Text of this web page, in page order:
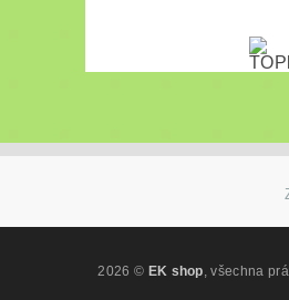
2026 © EK shop, všechna